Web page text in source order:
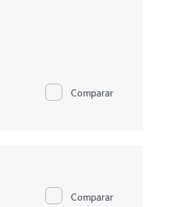
Comparar
Comparar